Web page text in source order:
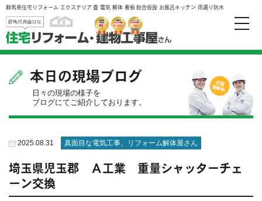
toggle
群馬県住宅リフォーム エクステリア 畳 電気 解体 看板 総合仮設 お風呂キッチン 雨漏り防水
本日の現場ブログ
日々の現場の様子を
ブログにてご紹介しております。
2025.08.31 真面目な電気工事、リフォーム解体屋さん
埼玉県児玉郡 Ａ工業 重量シャッターチェ
ーン交換